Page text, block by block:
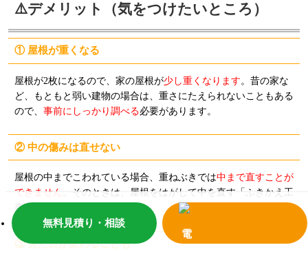
無料見積り・相談
⚠️デメリット（気をつけたいところ）
① 屋根が重くなる
屋根が2枚になるので、家の屋根が少し重くなります 。昔の家な
ど、もともと弱い建物の場合は、重さにたえられないこともある
ので、 事前にしっかり調べる必要があります。
② 中の傷みは直せない
屋根の中までこわれている場合、重ねぶきでは中まで直すことが
できません
。そのときは、屋根をはがして中を直す「ふきかえ工
事」が必要です。
③ 見た目が変わることも